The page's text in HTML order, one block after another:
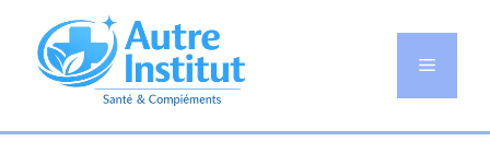
contenu
Menu